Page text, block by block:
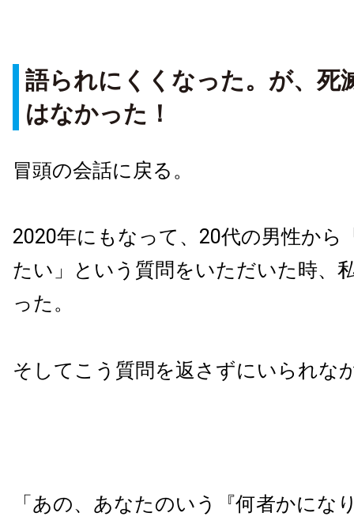
語られにくくなった。が、死
はなかった！
冒頭の会話に戻る。
2020年にもなって、20代の男性から
たい」という質問をいただいた時、
った。
そしてこう質問を返さずにいられな
「あの、あなたのいう『何者かにな